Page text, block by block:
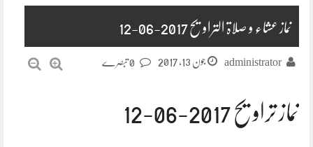
نماز عشاء و صلاۃ التراویح 2017-06-12
administrator جون 13, 2017
نماز تراویح 2017-06-12